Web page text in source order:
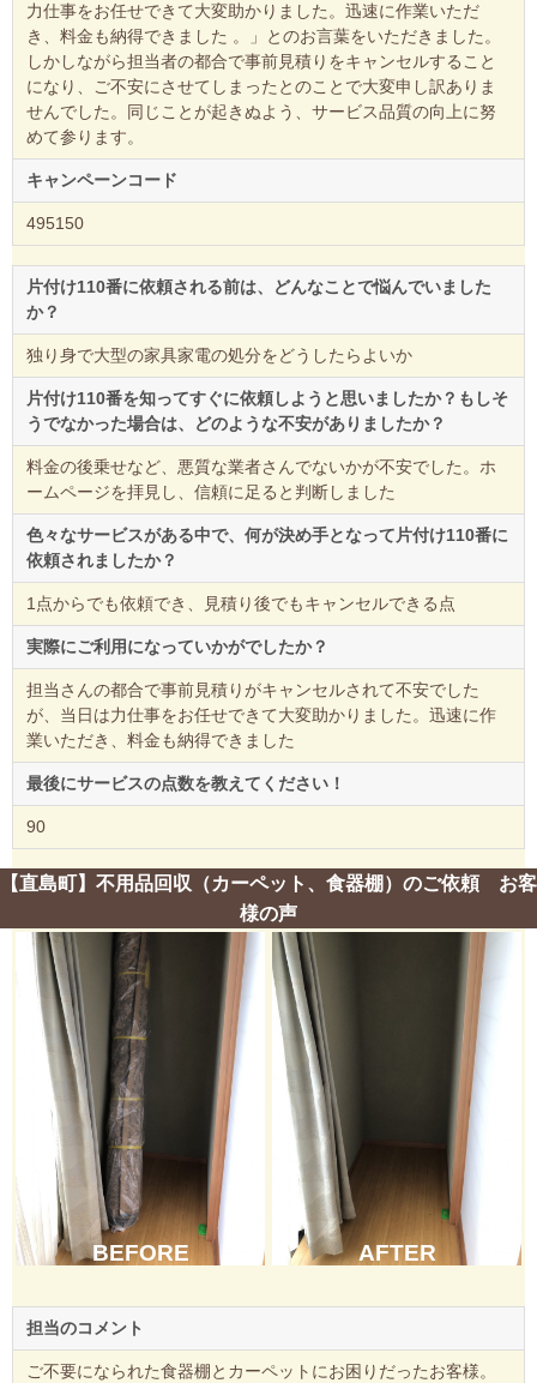
力仕事をお任せできて大変助かりました。迅速に作業いただ
き、料金も納得できました 。」とのお言葉をいただきました。
しかしながら担当者の都合で事前見積りをキャンセルすること
になり、ご不安にさせてしまったとのことで大変申し訳ありま
せんでした。同じことが起きぬよう、サービス品質の向上に努
めて参ります。
キャンペーンコード
495150
片付け110番に依頼される前は、どんなことで悩んでいました
か？
独り身で大型の家具家電の処分をどうしたらよいか
片付け110番を知ってすぐに依頼しようと思いましたか？もしそ
うでなかった場合は、どのような不安がありましたか？
料金の後乗せなど、悪質な業者さんでないかが不安でした。ホ
ームページを拝見し、信頼に足ると判断しました
色々なサービスがある中で、何が決め手となって片付け110番に
依頼されましたか？
1点からでも依頼でき、見積り後でもキャンセルできる点
実際にご利用になっていかがでしたか？
担当さんの都合で事前見積りがキャンセルされて不安でした
が、当日は力仕事をお任せできて大変助かりました。迅速に作
業いただき、料金も納得できました
最後にサービスの点数を教えてください！
90
【直島町】不用品回収（カーペット、食器棚）のご依頼 お客
様の声
BEFORE AFTER
担当のコメント
ご不要になられた食器棚とカーペットにお困りだったお客様。